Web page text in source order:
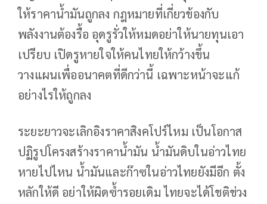
ให้ราคาน้ำมันถูกลง กฎหมายที่เกี่ยวข้องกับ
พลังงานต้องรื้อ อุดรูรั่วให้หมดอย่าให้นายทุนเอา
เปรียบ เปิดรูหายใจให้คนไทยให้กว้างขึ้น
วางแผนเพื่ออนาคตที่ดีกว่านี้ เฉพาะหน้าจะแก้
อย่างไรให้ถูกลง
ระยะยาวจะเลิกอิงราคาสิงคโปร์ไหม เป็นโอกาส
ปฏิรูปโครงสร้างราคาน้ำมัน น้ำมันดิบในอ่าวไทย
หายไปไหน น้ำมันและก๊าซในอ่าวไทยยังมีอีก ตั้ง
หลักให้ดี​ อย่าให้ผิดซ้ำรอยเดิม ไทยจะได้โชติช่วง